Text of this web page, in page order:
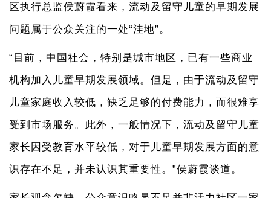
区执行总监侯蔚霞看来，流动及留守儿童的早期发展
问题属于公众关注的一处“洼地”。
“目前，中国社会，特别是城市地区，已有一些商业
机构加入儿童早期发展领域。但是，由于流动及留守
儿童家庭收入较低，缺乏足够的付费能力，而很难享
受到市场服务。此外，一般情况下，流动及留守儿童
家长因受教育水平较低，对于儿童早期发展方面的意
识存在不足，并未认识其重要性。”侯蔚霞谈道。